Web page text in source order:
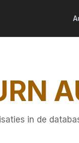
in de